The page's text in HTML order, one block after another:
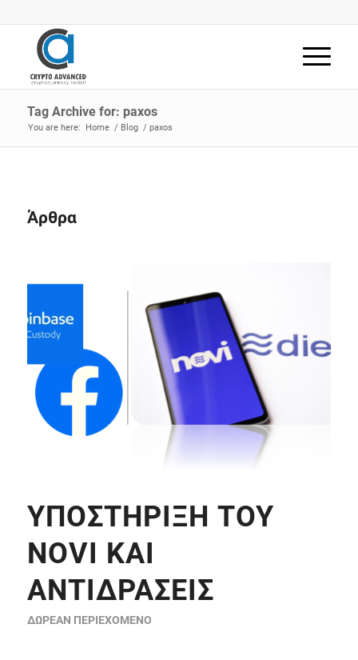
Tag Archive for: paxos
You are here: Home / Blog / paxos
Άρθρα
ΥΠΟΣΤΉΡΙΞΗ ΤΟΥ
NOVI ΚΑΙ
ΑΝΤΙΔΡΆΣΕΙΣ
ΔΩΡΕΆΝ ΠΕΡΙΕΧΌΜΕΝΟ